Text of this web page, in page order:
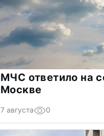
МЧС ответило на
Москве
7 августа 0